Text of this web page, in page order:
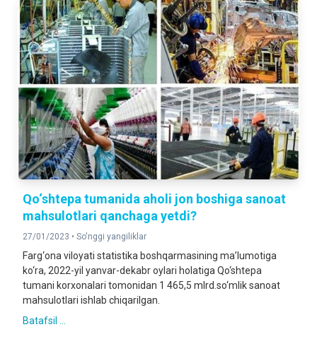
Qo‘shtepa tumanida aholi jon boshiga sanoat
mahsulotlari qanchaga yetdi?
27/01/2023 • So'nggi yangiliklar
Farg‘ona viloyati statistika boshqarmasining ma’lumotiga
ko‘ra, 2022-yil yanvar-dekabr oylari holatiga Qo‘shtepa
tumani korxonalari tomonidan 1 465,5 mlrd.so‘mlik sanoat
mahsulotlari ishlab chiqarilgan.
Batafsil ...